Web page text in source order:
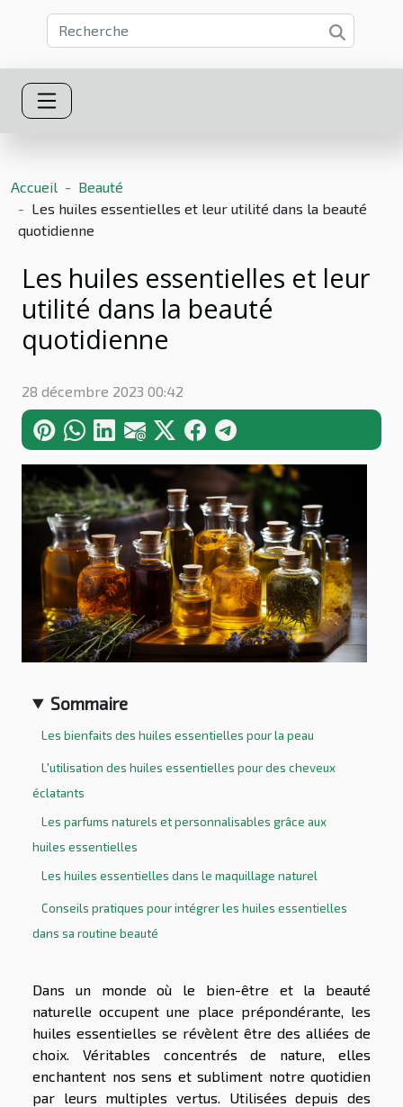
Accueil
Beauté
Les huiles essentielles et leur utilité dans la beauté
quotidienne
Les huiles essentielles et leur
utilité dans la beauté
quotidienne
28 décembre 2023 00:42
Sommaire
Les bienfaits des huiles essentielles pour la peau
L'utilisation des huiles essentielles pour des cheveux
éclatants
Les parfums naturels et personnalisables grâce aux
huiles essentielles
Les huiles essentielles dans le maquillage naturel
Conseils pratiques pour intégrer les huiles essentielles
dans sa routine beauté
Dans un monde où le bien-être et la beauté
naturelle occupent une place prépondérante, les
huiles essentielles se révèlent être des alliées de
choix. Véritables concentrés de nature, elles
enchantent nos sens et subliment notre quotidien
par leurs multiples vertus. Utilisées depuis des